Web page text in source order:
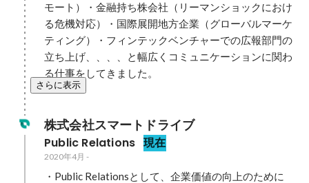
モート）・金融持ち株会社（リーマンショックにおけ
る危機対応）・国際展開地方企業（グローバルマーケ
ティング）・フィンテックベンチャーでの広報部門の
立ち上げ、、、、と幅広くコミュニケーションに関わ
る仕事をしてきました。
さらに表示
株式会社スマートドライブ
Public Relations 現在
2020年4月 -
・Public Relationsとして、企業価値の向上のために